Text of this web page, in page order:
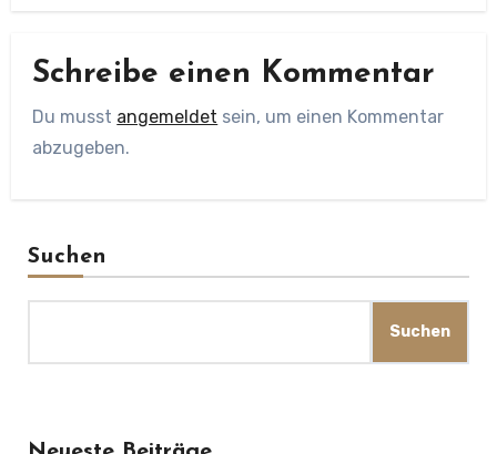
Schreibe einen Kommentar
Du musst angemeldet sein, um einen Kommentar
abzugeben.
Suchen
Suchen